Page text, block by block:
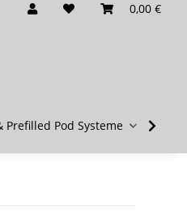
0,00 €
Prefilled Pod Systeme